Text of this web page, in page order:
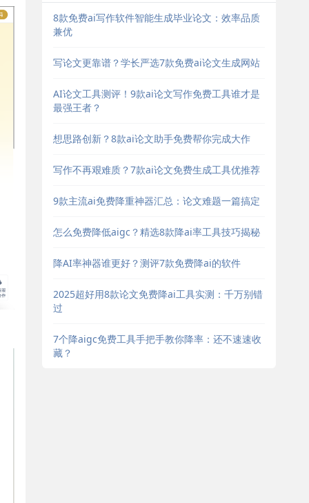
8款免费ai写作软件智能生成毕业论文：效率品质
兼优
写论文更靠谱？学长严选7款免费ai论文生成网站
AI论文工具测评！9款ai论文写作免费工具谁才是
最强王者？
想思路创新？8款ai论文助手免费帮你完成大作
写作不再艰难质？7款ai论文免费生成工具优推荐
9款主流ai免费降重神器汇总：论文难题一篇搞定
怎么免费降低aigc？精选8款降ai率工具技巧揭秘
降AI率神器谁更好？测评7款免费降ai的软件
2025超好用8款论文免费降ai工具实测：千万别错
过
7个降aigc免费工具手把手教你降率：还不速速收
藏？